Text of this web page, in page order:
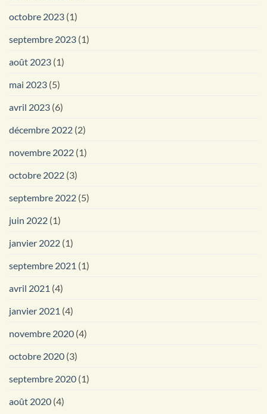
octobre 2023 (1)
septembre 2023 (1)
août 2023 (1)
mai 2023 (5)
avril 2023 (6)
décembre 2022 (2)
novembre 2022 (1)
octobre 2022 (3)
septembre 2022 (5)
juin 2022 (1)
janvier 2022 (1)
septembre 2021 (1)
avril 2021 (4)
janvier 2021 (4)
novembre 2020 (4)
octobre 2020 (3)
septembre 2020 (1)
août 2020 (4)